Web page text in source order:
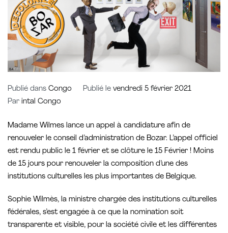
Publié dans Congo Publié le vendredi 5 février 2021
Par intal Congo
Madame Wilmes lance un appel à candidature afin de
renouveler le conseil d’administration de Bozar. L’appel officiel
est rendu public le 1 février et se clôture le 15 Février ! Moins
de 15 jours pour renouveler la composition d’une des
institutions culturelles les plus importantes de Belgique.
Sophie Wilmès, la ministre chargée des institutions culturelles
fédérales, s’est engagée à ce que la nomination soit
transparente et visible, pour la société civile et les différentes